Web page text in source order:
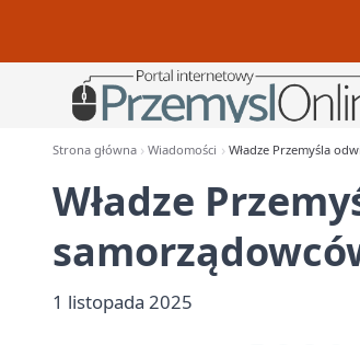
Strona główna Wiadomości Władze Przemyśla
Władze
1 listopada 2025